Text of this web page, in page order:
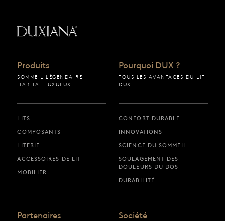
Produits
SOMMEIL LÉGENDAIRE.
HABITAT LUXUEUX.
LITS
COMPOSANTS
LITERIE
ACCESSOIRES DE LIT
MOBILIER
Pourquoi DUX ?
TOUS LES AVANTAGES DU LIT
DUX
CONFORT DURABLE
INNOVATIONS
SCIENCE DU SOMMEIL
SOULAGEMENT DES
DOULEURS DU DOS
DURABILITÉ
Partenaires Société